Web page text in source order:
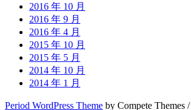
2016 年 10 月
2016 年 9 月
2016 年 4 月
2015 年 10 月
2015 年 5 月
2014 年 10 月
2014 年 1 月
Period WordPress Theme by Compete Themes /